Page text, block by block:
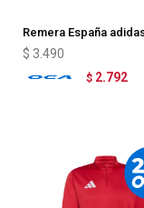
Remera España
Originals
$ 3.490
$ 2.792